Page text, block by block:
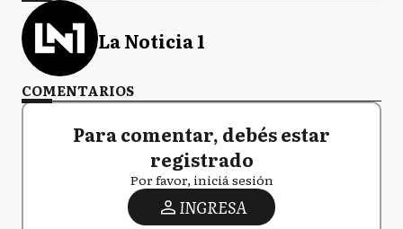
La Noticia 1
COMENTARIOS
Para comentar, debés estar
registrado
Por favor, iniciá sesión
INGRESA